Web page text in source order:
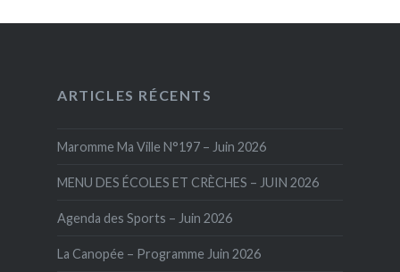
ARTICLES RÉCENTS
Maromme Ma Ville N°197 – Juin 2026
MENU DES ÉCOLES ET CRÈCHES – JUIN 2026
Agenda des Sports – Juin 2026
La Canopée – Programme Juin 2026